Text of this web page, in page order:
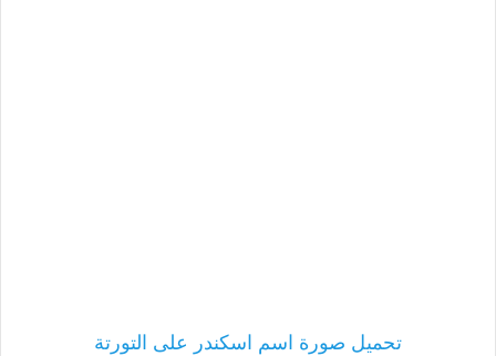
تحميل صورة اسم اسكندر على التورتة